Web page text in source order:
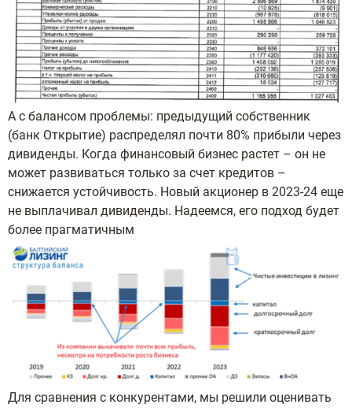
А с балансом проблемы: предыдущий собственник
(банк Открытие) распределял почти 80% прибыли через
дивиденды. Когда финансовый бизнес растет – он не
может развиваться только за счет кредитов –
снижается устойчивость. Новый акционер в 2023-24 еще
не выплачивал дивиденды. Надеемся, его подход будет
более прагматичным
Для сравнения с конкурентами, мы решили оценивать